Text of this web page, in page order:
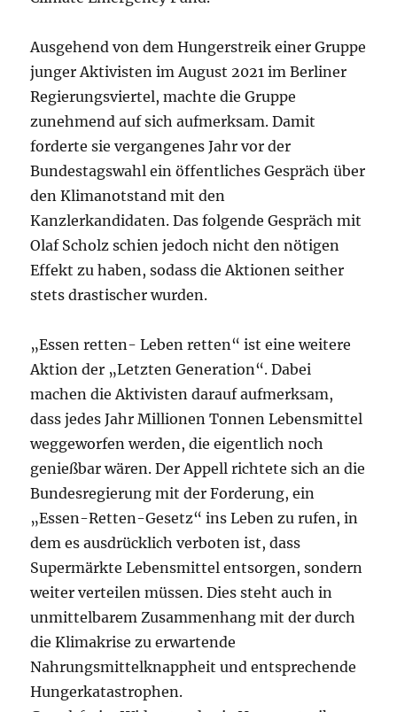
Ausgehend von dem Hungerstreik einer Gruppe
junger Aktivisten im August 2021 im Berliner
Regierungsviertel, machte die Gruppe
zunehmend auf sich aufmerksam. Damit
forderte sie vergangenes Jahr vor der
Bundestagswahl ein öffentliches Gespräch über
den Klimanotstand mit den
Kanzlerkandidaten. Das folgende Gespräch mit
Olaf Scholz schien jedoch nicht den nötigen
Effekt zu haben, sodass die Aktionen seither
stets drastischer wurden.
„Essen retten- Leben retten“ ist eine weitere
Aktion der „Letzten Generation“. Dabei
machen die Aktivisten darauf aufmerksam,
dass jedes Jahr Millionen Tonnen Lebensmittel
weggeworfen werden, die eigentlich noch
genießbar wären. Der Appell richtete sich an die
Bundesregierung mit der Forderung, ein
„Essen-Retten-Gesetz“ ins Leben zu rufen, in
dem es ausdrücklich verboten ist, dass
Supermärkte Lebensmittel entsorgen, sondern
weiter verteilen müssen. Dies steht auch in
unmittelbarem Zusammenhang mit der durch
die Klimakrise zu erwartende
Nahrungsmittelknappheit und entsprechende
Hungerkatastrophen.